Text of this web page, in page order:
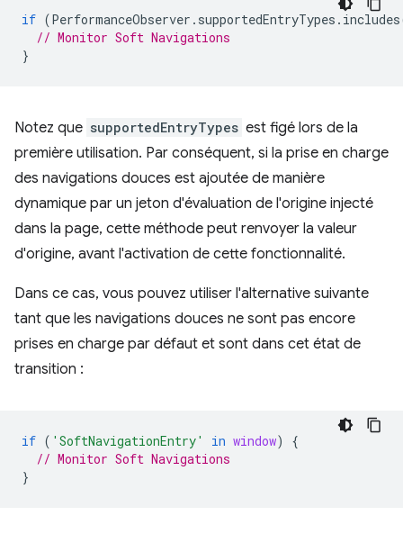
if (PerformanceObserver . supportedEntryTypes . includes
// Monitor Soft Navigations
}
Notez que supportedEntryTypes est figé lors de la
première utilisation. Par conséquent, si la prise en charge
des navigations douces est ajoutée de manière
dynamique par un jeton d'évaluation de l'origine injecté
dans la page, cette méthode peut renvoyer la valeur
d'origine, avant l'activation de cette fonctionnalité.
Dans ce cas, vous pouvez utiliser l'alternative suivante
tant que les navigations douces ne sont pas encore
prises en charge par défaut et sont dans cet état de
transition :
if ( 'SoftNavigationEntry' in window)
{
// Monitor Soft Navigations
}